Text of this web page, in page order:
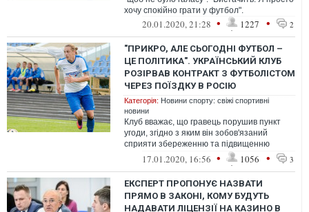
хочу спокійно грати у футбол".
20.01.2020, 21:28 • 1227 • 2
"ПРИКРО, АЛЕ СЬОГОДНІ ФУТБОЛ –
ЦЕ ПОЛІТИКА". УКРАЇНСЬКИЙ КЛУБ
РОЗІРВАВ КОНТРАКТ З ФУТБОЛІСТОМ
ЧЕРЕЗ ПОЇЗДКУ В РОСІЮ
Категорія: Новини спорту: свіжі спортивні
новини
Клуб вважає, що гравець порушив пункт
угоди, згідно з яким він зобов'язаний
сприяти збереженню та підвищенню
престижу клубу.
17.01.2020, 16:56 • 1056 • 3
ЕКСПЕРТ ПРОПОНУЄ НАЗВАТИ
ПРЯМО В ЗАКОНІ, КОМУ БУДУТЬ
НАДАВАТИ ЛІЦЕНЗІЇ НА КАЗИНО В